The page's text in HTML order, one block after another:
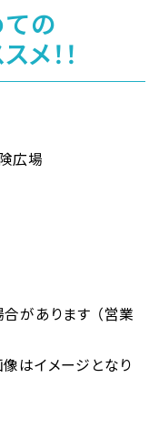
の
メ！！
広場
があります （営業
はイメージとなり